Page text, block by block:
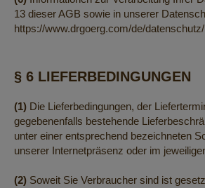
13 dieser AGB sowie in unserer
https://www.drgoerg.com/de/datenschutz/
§ 6 LIEFERBEDINGUNGEN
(1) Die Lieferbedingungen, der
gegebenenfalls bestehende
unter einer entsprechend bezeichneten
unserer Internetpräsenz oder im
(2) Soweit Sie Verbraucher sind ist